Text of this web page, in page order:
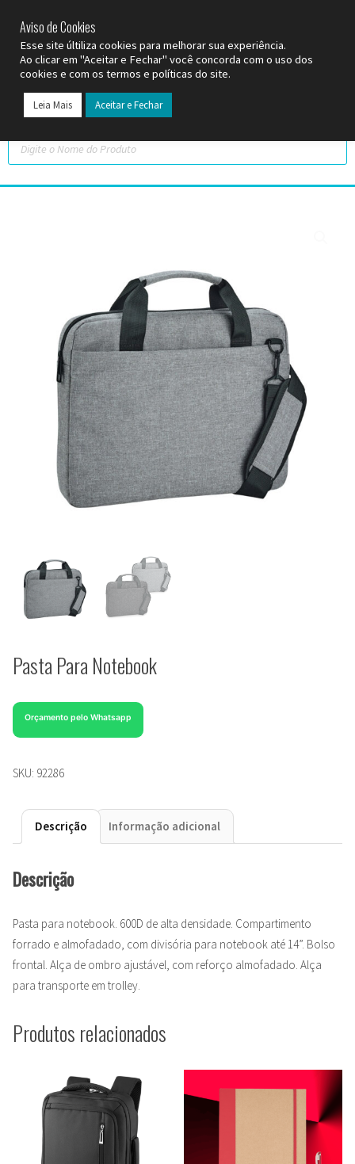
Pasta Para Notebook
Orçamento pelo Whatsapp
SKU: 92286
Descrição Informação adicional
Descrição
Pasta para notebook. 600D de alta densidade. Compartimento
forrado e almofadado, com divisória para notebook até 14”. Bolso
frontal. Alça de ombro ajustável, com reforço almofadado. Alça
para transporte em trolley.
Produtos relacionados
Aviso de Cookies
Esse site últiliza cookies para melhorar sua experiência.
Ao clicar em "Aceitar e Fechar" você concorda com o uso dos
cookies e com os termos e políticas do site.
Leia Mais Aceitar e Fechar